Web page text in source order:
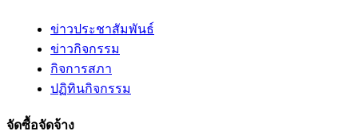
ข่าวประชาสัมพันธ์
ข่าวกิจกรรม
กิจการสภา
ปฏิทินกิจกรรม
จัดซื้อจัดจ้าง